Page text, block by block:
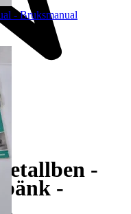
-
-
- Bruksmanual